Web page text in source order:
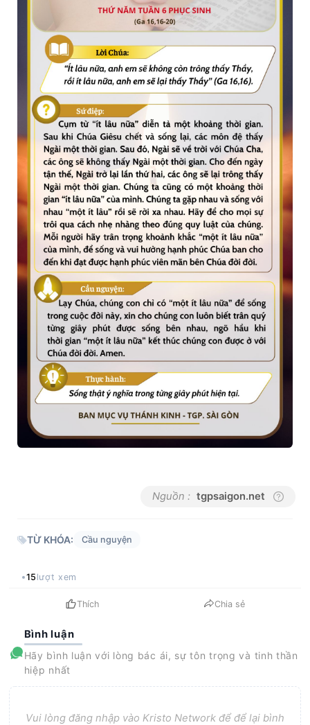
Nguồn : tgpsaigon.net
TỪ KHÓA: Cầu nguyện
15 lượt xem
Thích Chia sẻ
Bình luận
Hãy bình luận với lòng bác ái, sự tôn trọng và tinh thần
hiệp nhất
Vui lòng đăng nhập vào Kristo Network để để lại bình